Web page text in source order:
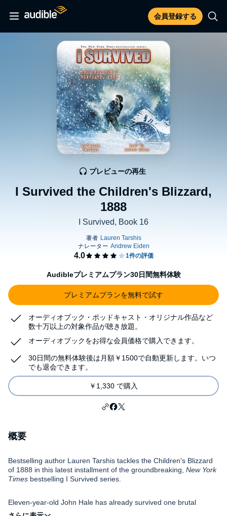
会員登録する
I Survived the Children's Blizzard,
1888
I Survived, Book 16
プレビューの再生
Audibleプレミアムプラン30日間無料体験
プレミアムプランを無料で試す
オーディオブック・ポッドキャスト・オリジナル作品など
数十万以上の対象作品が聴き放題。
オーディオブックをお得な会員価格で購入できます。
30日間の無料体験後は月額￥1500で自動更新します。いつ
でも退会できます。
￥1,330 で購入
概要
Bestselling author Lauren Tarshis tackles the Children's Blizzard
of 1888 in this latest installment of the groundbreaking, New York
Times bestselling I Survived series.
Eleven-year-old John Hale has already survived one brutal
Dakota winter, and now he's about to experience one of the